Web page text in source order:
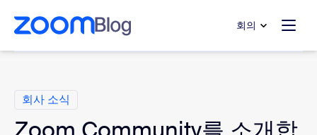
으로 건너뛰기
팅으로 건너뛰기
회의
회사 소식